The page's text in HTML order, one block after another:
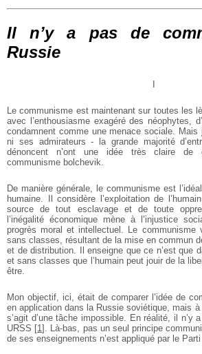
Il n’y a pas de
Russie
Le communisme est maintenant sur toutes les
avec l’enthousiasme exagéré des néophytes,
condamnent comme une menace sociale.
ni ses admirateurs - la grande majorité
dénoncent n’ont une idée très claire de
communisme bolchevik.
De manière générale, le communisme est
humaine. Il considère l’exploitation de
source de tout esclavage et de toute
l’inégalité économique mène à l’injustice
progrès moral et intellectuel. Le
sans classes, résultant de la mise en commun
et de distribution. Il enseigne que ce n’est que
et sans classes que l’humain peut jouir de la
être.
Mon objectif, ici, était de comparer l’idée de
en application dans la Russie soviétique, mais à
s’agit d’une tâche impossible. En réalité, il n’y
URSS [1]
. Là-bas, pas un seul principe
de ses enseignements n’est appliqué par le